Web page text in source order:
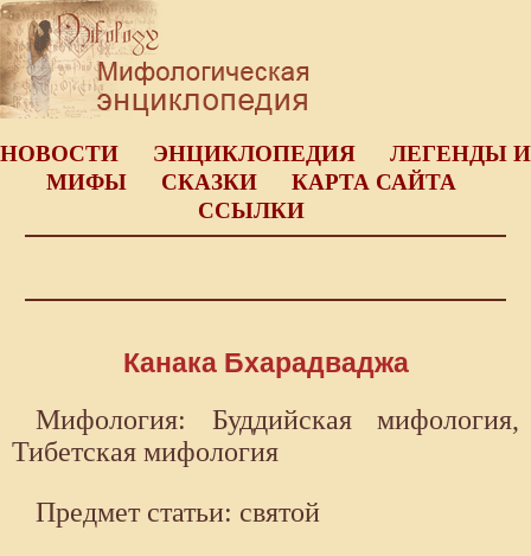
НОВОСТИ ЭНЦИКЛОПЕДИЯ
ЛЕГЕНДЫ И
МИФЫ
СКАЗКИ
КАРТА САЙТА
ССЫЛКИ
Канака Бхарадваджа
Мифология: Буддийская мифология,
Тибетская мифология
Предмет статьи: святой